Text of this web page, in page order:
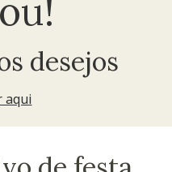
desejos
aqui